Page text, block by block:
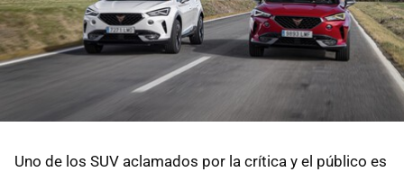
Uno de los SUV aclamados por la crítica y el público es